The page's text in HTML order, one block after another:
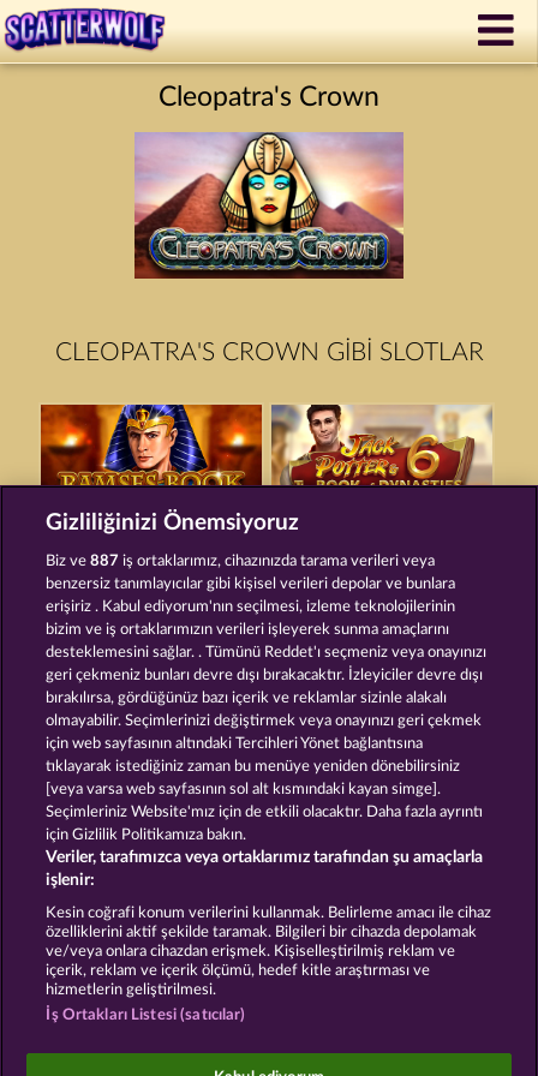
Cleopatra's Crown
CLEOPATRA'S CROWN GIBI SLOTLAR
LUCKY PHARAOH WILD PHARAOS RICHES
Hüküm ve Koşullar Gizlilik Beyanı Künye
Şirket SSS Facebook
İptal talebini gönder
Sosyal casino oyunları sadece eğlence amaçlıdır ve
Gizliliğinizi Önemsiyoruz
Biz ve887 iş ortaklarımız, cihazınızda tarama verileri veya
benzersiz tanımlayıcılar gibi kişisel verileri depolar ve bunlara
erişiriz . Kabul ediyorum'nın seçilmesi, izleme teknolojilerinin
bizim ve iş ortaklarımızın verileri işleyerek sunma amaçlarını
desteklemesini sağlar. . Tümünü Reddet'ı seçmeniz veya onayınızı
geri çekmeniz bunları devre dışı bırakacaktır. İzleyiciler devre dışı
bırakılırsa, gördüğünüz bazı içerik ve reklamlar sizinle alakalı
olmayabilir. Seçimlerinizi değiştirmek veya onayınızı geri çekmek
için web sayfasının altındaki Tercihleri Yönet bağlantısına
tıklayarak istediğiniz zaman bu menüye yeniden dönebilirsiniz
[veya varsa web sayfasının sol alt kısmındaki kayan simge].
Seçimleriniz Website'mız için de etkili olacaktır. Daha fazla ayrıntı
için Gizlilik Politikamıza bakın.
Veriler, tarafımızca veya ortaklarımız tarafından şu amaçlarla
işlenir:
Kesin coğrafi konum verilerini kullanmak. Belirleme amacı ile cihaz
özelliklerini aktif şekilde taramak. Bilgileri bir cihazda depolamak
ve/veya onlara cihazdan erişmek. Kişiselleştirilmiş reklam ve
içerik, reklam ve içerik ölçümü, hedef kitle araştırması ve
hizmetlerin geliştirilmesi.
İş Ortakları Listesi (satıcılar)